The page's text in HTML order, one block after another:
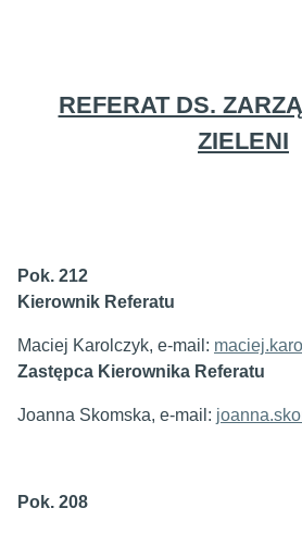
REFERAT DS.
ZIELENI
Pok. 212
Kierownik Referatu
Maciej Karolczyk, e-mail:
Zastępca Kierownika Referatu
Joanna Skomska, e-mail:
Pok. 208